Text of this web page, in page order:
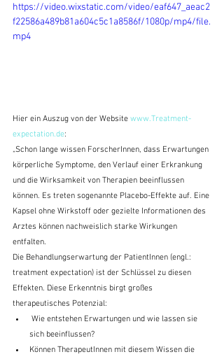
https://video.wixstatic.com/video/eaf647_aeac2
f22586a489b81a604c5c1a8586f/1080p/mp4/file.
mp4
Hier ein Auszug von der Website www.Treatment-
expectation.de:
„Schon lange wissen ForscherInnen, dass Erwartungen
körperliche Symptome, den Verlauf einer Erkrankung
und die Wirksamkeit von Therapien beeinflussen
können. Es treten sogenannte Placebo-Effekte auf. Eine
Kapsel ohne Wirkstoff oder gezielte Informationen des
Arztes können nachweislich starke Wirkungen
entfalten.
Die Behandlungserwartung der PatientInnen (engl.:
treatment expectation) ist der Schlüssel zu diesen
Effekten. Diese Erkenntnis birgt großes
therapeutisches Potenzial:
sich beeinflussen?
Können TherapeutInnen mit diesem Wissen die